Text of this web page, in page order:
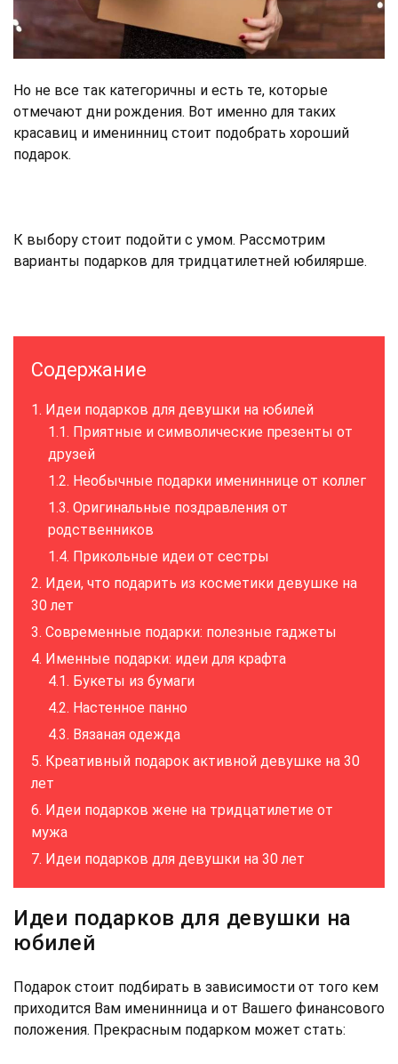
Но не все так категоричны и есть те, которые
отмечают дни рождения. Вот именно для таких
красавиц и именинниц стоит подобрать хороший
подарок.
К выбору стоит подойти с умом. Рассмотрим
варианты подарков для тридцатилетней юбилярше.
Содержание
Идеи подарков для девушки на юбилей
Приятные и символические презенты от
друзей
Необычные подарки имениннице от коллег
Оригинальные поздравления от
родственников
Прикольные идеи от сестры
Идеи, что подарить из косметики девушке на
30 лет
Современные подарки: полезные гаджеты
Именные подарки: идеи для крафта
Букеты из бумаги
Настенное панно
Вязаная одежда
Креативный подарок активной девушке на 30
лет
Идеи подарков жене на тридцатилетие от
мужа
Идеи подарков для девушки на 30 лет
Идеи подарков для девушки на
юбилей
Подарок стоит подбирать в зависимости от того кем
приходится Вам именинница и от Вашего финансового
положения. Прекрасным подарком может стать: